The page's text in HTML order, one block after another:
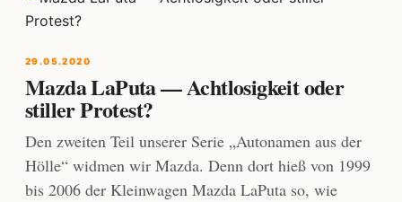
29.05.2020
Mazda LaPuta — Achtlosigkeit oder
stiller Protest?
Den zweiten Teil unserer Serie „Autonamen aus der
Hölle“ widmen wir Mazda. Denn dort hieß von 1999
bis 2006 der Kleinwagen Mazda LaPuta so, wie